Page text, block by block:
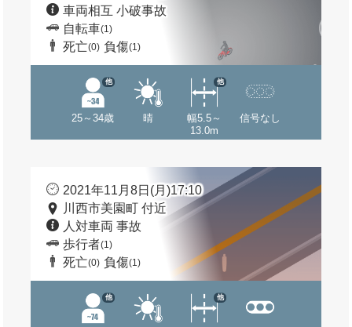
車両相互 小破事故
自転車(1)
死亡(0) 負傷(1)
25～34歳
他
晴
幅5.5～
13.0m
他
信号なし
2021年11月8日(月)17:10
川西市美園町 付近
人対車両 事故
歩行者(1)
死亡(0) 負傷(1)
他 他